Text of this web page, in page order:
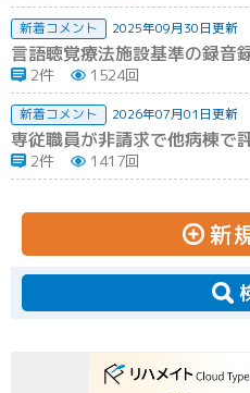
新着コメント 2025年09月30日更新
言語聴覚療法施設基準の録音
2件 1524回
新着コメント 2026年07月01日更新
専従職員が非請求で他病棟で
2件 1417回
新